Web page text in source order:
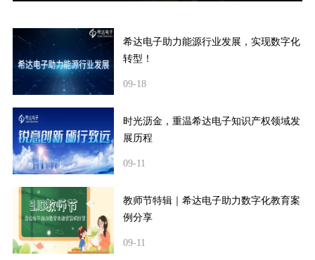
希达电子助力能源行业发展，实现数字化
转型！
09-18
时光沥金，重温希达电子知识产权领域发
展历程
09-11
教师节特辑｜希达电子助力数字化教育案
例分享
09-11